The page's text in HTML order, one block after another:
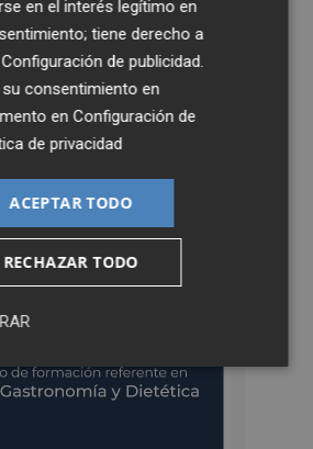
en el interés legítimo en
tiene derecho a
Configuración de publicidad
consentimiento en
enConfiguración de
de privacidad
ACEPTAR TODO
RECHAZAR TODO